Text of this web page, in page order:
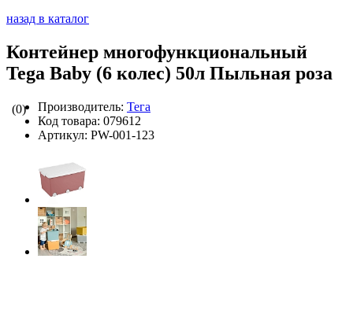
назад в каталог
Контейнер многофункциональный
Tega Baby (6 колес) 50л Пыльная роза
(0) Производитель: Тега
Код товара: 079612
Артикул: PW-001-123